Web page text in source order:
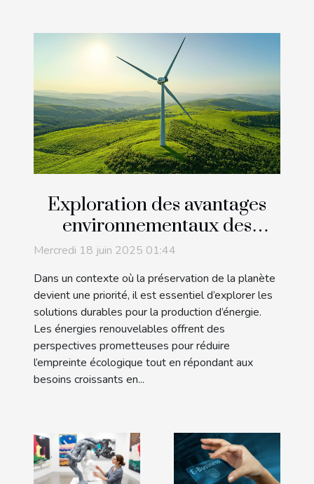
Exploration des avantages
environnementaux des
énergies renouvelables
Mercredi 18 juin 2025 01:44
Dans un contexte où la préservation de la planète
devient une priorité, il est essentiel d’explorer les
solutions durables pour la production d’énergie.
Les énergies renouvelables offrent des
perspectives prometteuses pour réduire
l’empreinte écologique tout en répondant aux
besoins croissants en...